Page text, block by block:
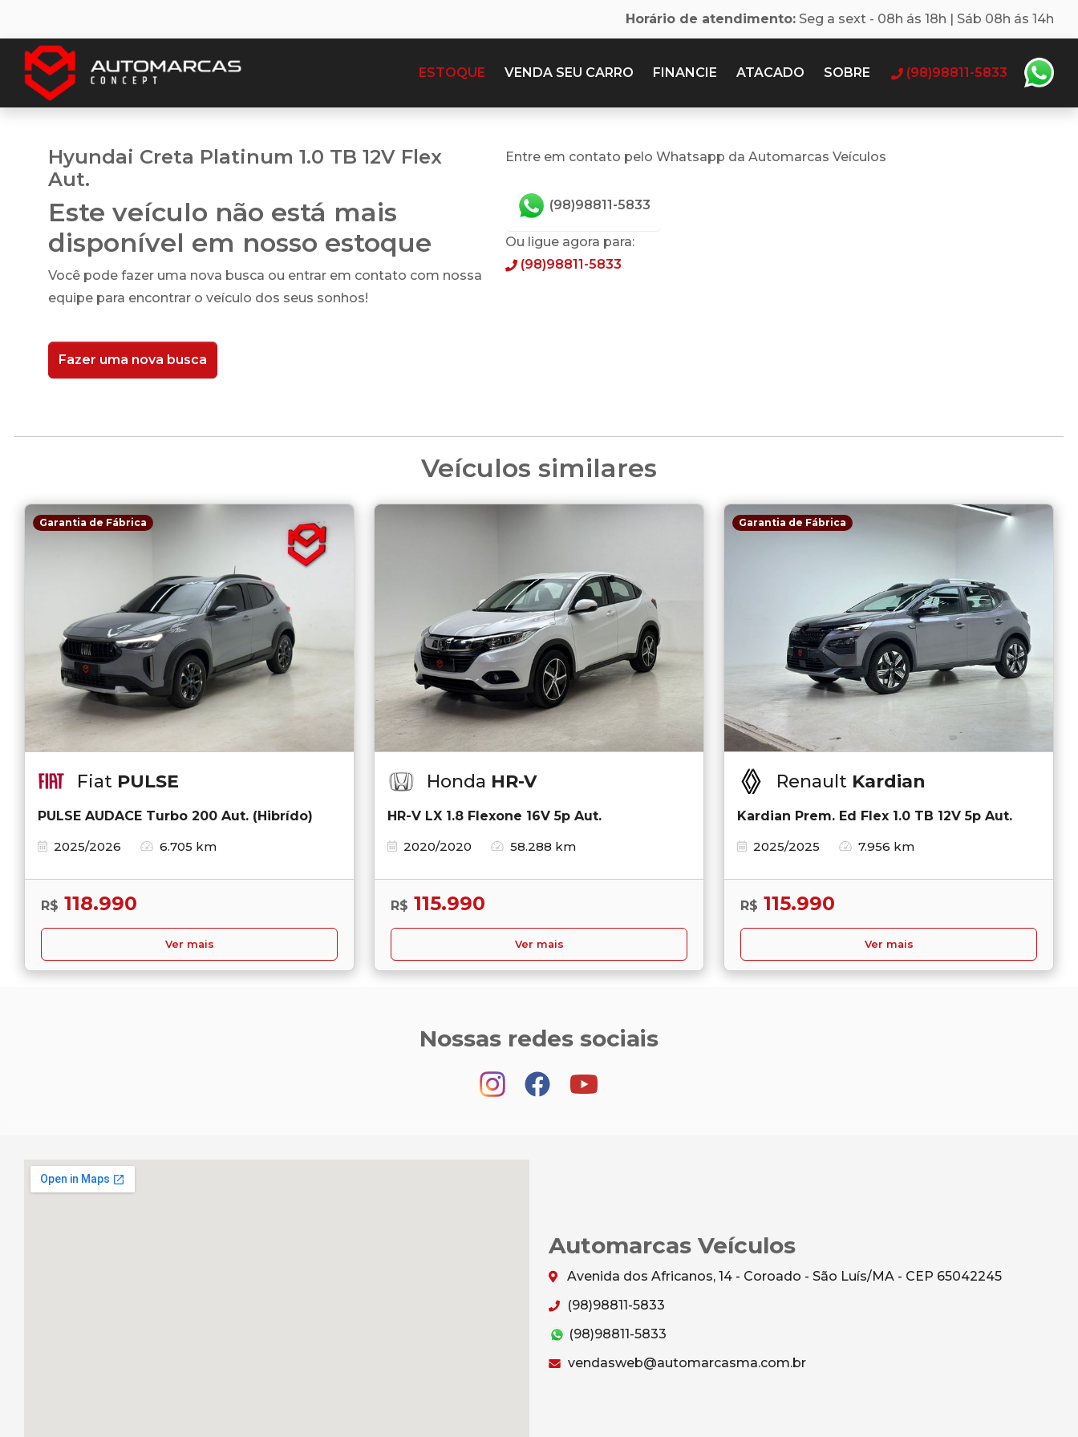
Horário de atendimento: Seg a sext - 08h ás 18h | Sáb 08h ás 14h
ESTOQUE VENDA SEU CARRO FINANCIE ATACADO SOBRE (98)98811-5833
Hyundai Creta Platinum 1.0 TB 12V Flex
Aut.
Este veículo não está mais
disponível em nosso estoque
Você pode fazer uma nova busca ou entrar em contato com nossa
equipe para encontrar o veículo dos seus sonhos!
Fazer uma nova busca
Entre em contato pelo Whatsapp da Automarcas Veículos
(98)98811-5833
Ou ligue agora para:
(98)98811-5833
Veículos similares
Garantia de Fábrica
Fiat PULSE
PULSE AUDACE Turbo 200 Aut. (Hibrído)
2025/2026
6.705 km
R$ 118.990
Ver mais
Honda HR-V
HR-V LX 1.8 Flexone 16V 5p Aut.
2020/2020
58.288 km
R$ 115.990
Ver mais
Garantia de Fábrica
Renault Kardian
Kardian Prem. Ed Flex 1.0 TB 12V 5p Aut.
2025/2025
7.956 km
R$ 115.990
Ver mais
Nossas redes sociais
Automarcas Veículos
Avenida dos Africanos, 14 - Coroado - São Luís/MA - CEP 65042245
(98)98811-5833
(98)98811-5833
vendasweb@automarcasma.com.br